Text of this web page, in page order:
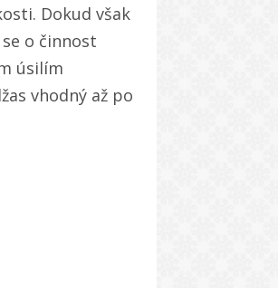
Dokud však
o činnost
úsilím
vhodný až po